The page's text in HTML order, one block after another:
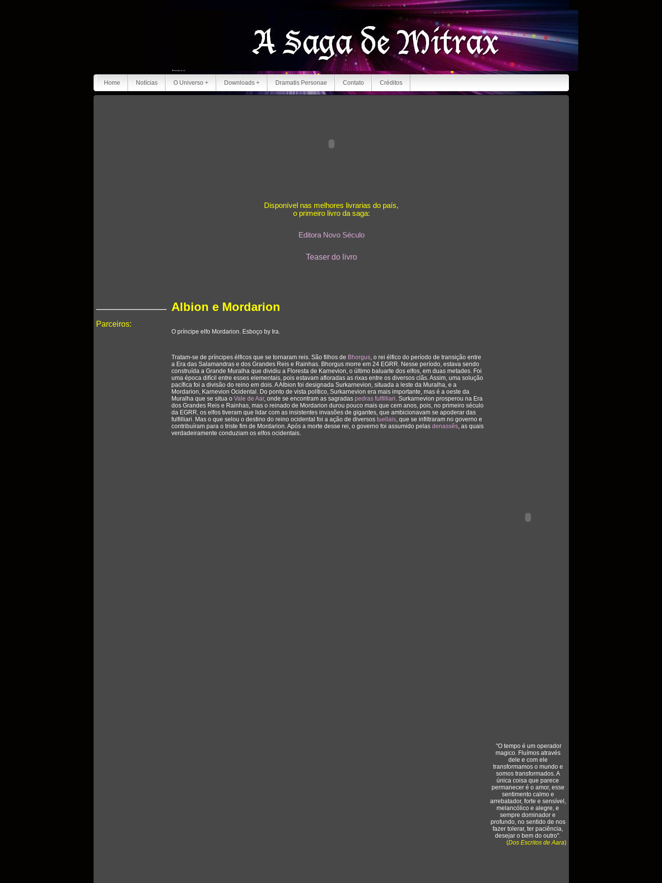
Home Notícias O Universo + Downloads + Dramatis Personae Contato Créditos
Disponível nas melhores livrarias do país,
o primeiro livro da saga:
Editora Novo Século
Teaser do livro
Parceiros:
Albion e Mordarion
O príncipe elfo Mordarion. Esboço by Ira.
Tratam-se de príncipes élficos que se tornaram reis. São filhos de Bhorgus, o rei élfico do período de transição entre
a Era das Salamandras e dos Grandes Reis e Rainhas. Bhorgus morre em 24 EGRR. Nesse período, estava sendo
construída a Grande Muralha que dividiu a Floresta de Karnevion, o último baluarte dos elfos, em duas metades. Foi
uma época difícil entre esses elementais, pois estavam afloradas as rixas entre os diversos clãs. Assim, uma solução
pacífica foi a divisão do reino em dois. A Albion foi designada Surkarnevion, situada a leste da Muralha, e a
Mordarion, Karnevion Ocidental. Do ponto de vista político, Surkarnevion era mais importante, mas é a oeste da
Muralha que se situa o Vale de Aar, onde se encontram as sagradas pedras fulfilliari. Surkarnevion prosperou na Era
dos Grandes Reis e Rainhas, mas o reinado de Mordarion durou pouco mais que cem anos, pois, no primeiro século
da EGRR, os elfos tiveram que lidar com as insistentes invasões de gigantes, que ambicionavam se apoderar das
fulfilliari. Mas o que selou o destino do reino ocidental foi a ação de diversos tuellais, que se infiltraram no governo e
contribuíram para o triste fim de Mordarion. Após a morte desse rei, o governo foi assumido pelas denassês, as quais
verdadeiramente conduziam os elfos ocidentais.
"O tempo é um operador
magico. Fluímos através
dele e com ele
transformamos o mundo e
somos transformados. A
única coisa que parece
permanecer é o amor, esse
sentimento calmo e
arrebatador, forte e sensível,
melancólico e alegre, e
sempre dominador e
profundo, no sentido de nos
fazer tolerar, ter paciência,
desejar o bem do outro".
(Dos Escritos de Aara)